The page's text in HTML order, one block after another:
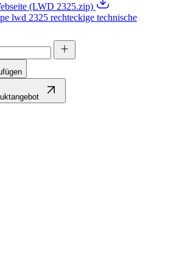
(LWD 2325.zip)
lwd 2325 rechteckige technische